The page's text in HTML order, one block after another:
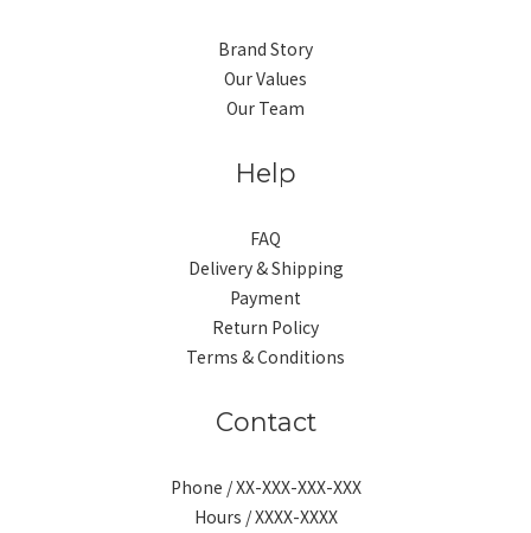
Brand Story
Our Values
Our Team
Help
FAQ
Delivery & Shipping
Payment
Return Policy
Terms & Conditions
Contact
Phone / XX-XXX-XXX-XXX
Hours / XXXX-XXXX